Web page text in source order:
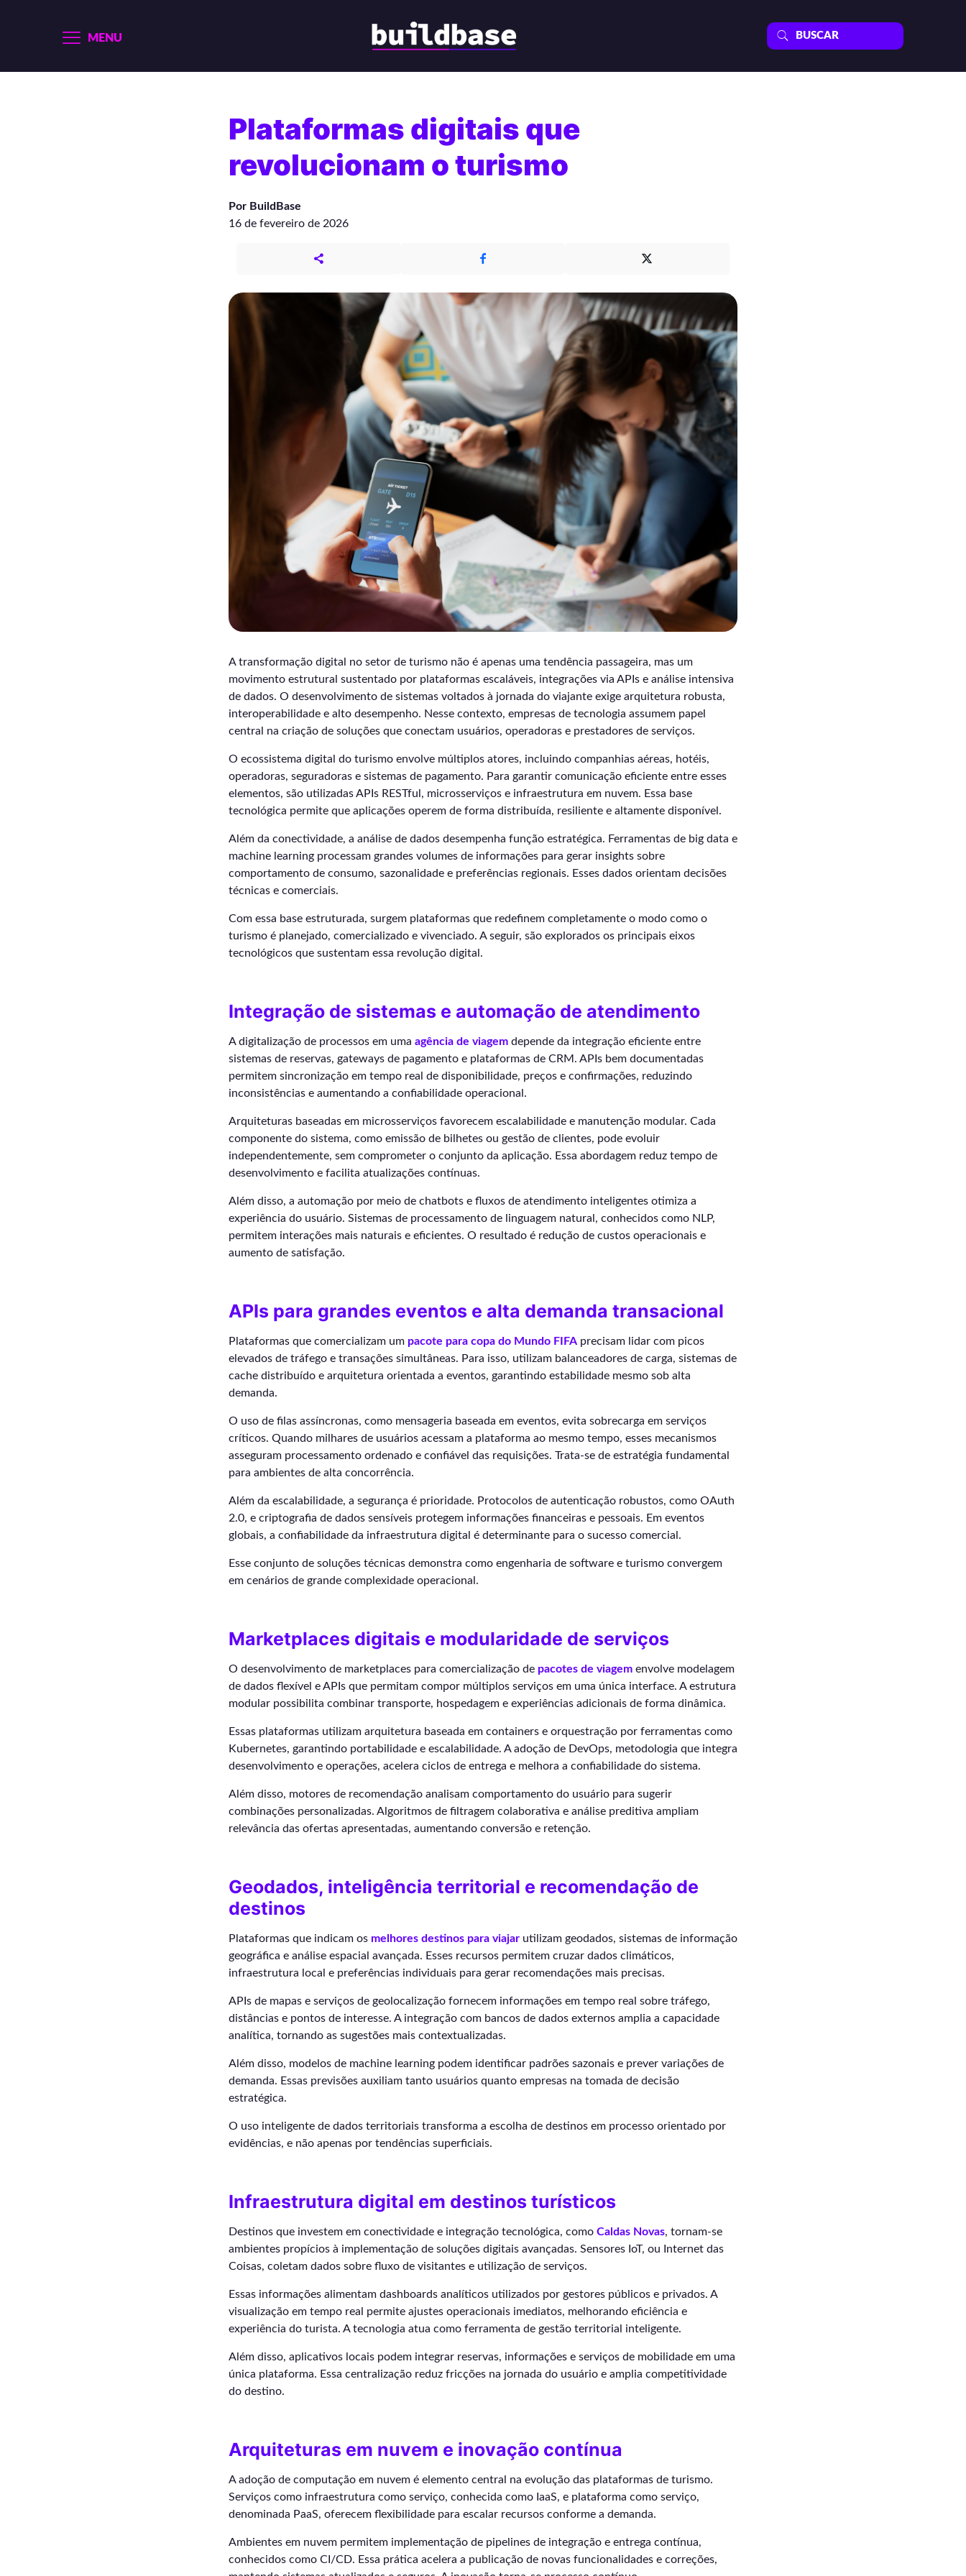
MENU
Plataformas digitais que
revolucionam o turismo
Por BuildBase
16 de fevereiro de 2026
A transformação digital no setor de turismo não é apenas uma tendência passageira, mas um
movimento estrutural sustentado por plataformas escaláveis, integrações via APIs e análise intensiva
de dados. O desenvolvimento de sistemas voltados à jornada do viajante exige arquitetura robusta,
interoperabilidade e alto desempenho. Nesse contexto, empresas de tecnologia assumem papel
central na criação de soluções que conectam usuários, operadoras e prestadores de serviços.
O ecossistema digital do turismo envolve múltiplos atores, incluindo companhias aéreas, hotéis,
operadoras, seguradoras e sistemas de pagamento. Para garantir comunicação eficiente entre esses
elementos, são utilizadas APIs RESTful, microsserviços e infraestrutura em nuvem. Essa base
tecnológica permite que aplicações operem de forma distribuída, resiliente e altamente disponível.
Além da conectividade, a análise de dados desempenha função estratégica. Ferramentas de big data e
machine learning processam grandes volumes de informações para gerar insights sobre
comportamento de consumo, sazonalidade e preferências regionais. Esses dados orientam decisões
técnicas e comerciais.
Com essa base estruturada, surgem plataformas que redefinem completamente o modo como o
turismo é planejado, comercializado e vivenciado. A seguir, são explorados os principais eixos
tecnológicos que sustentam essa revolução digital.
Integração de sistemas e automação de atendimento
A digitalização de processos em uma agência de viagem depende da integração eficiente entre
sistemas de reservas, gateways de pagamento e plataformas de CRM. APIs bem documentadas
permitem sincronização em tempo real de disponibilidade, preços e confirmações, reduzindo
inconsistências e aumentando a confiabilidade operacional.
Arquiteturas baseadas em microsserviços favorecem escalabilidade e manutenção modular. Cada
componente do sistema, como emissão de bilhetes ou gestão de clientes, pode evoluir
independentemente, sem comprometer o conjunto da aplicação. Essa abordagem reduz tempo de
desenvolvimento e facilita atualizações contínuas.
Além disso, a automação por meio de chatbots e fluxos de atendimento inteligentes otimiza a
experiência do usuário. Sistemas de processamento de linguagem natural, conhecidos como NLP,
permitem interações mais naturais e eficientes. O resultado é redução de custos operacionais e
aumento de satisfação.
APIs para grandes eventos e alta demanda transacional
Plataformas que comercializam um pacote para copa do Mundo FIFA precisam lidar com picos
elevados de tráfego e transações simultâneas. Para isso, utilizam balanceadores de carga, sistemas de
cache distribuído e arquitetura orientada a eventos, garantindo estabilidade mesmo sob alta
demanda.
O uso de filas assíncronas, como mensageria baseada em eventos, evita sobrecarga em serviços
críticos. Quando milhares de usuários acessam a plataforma ao mesmo tempo, esses mecanismos
asseguram processamento ordenado e confiável das requisições. Trata-se de estratégia fundamental
para ambientes de alta concorrência.
Além da escalabilidade, a segurança é prioridade. Protocolos de autenticação robustos, como OAuth
2.0, e criptografia de dados sensíveis protegem informações financeiras e pessoais. Em eventos
globais, a confiabilidade da infraestrutura digital é determinante para o sucesso comercial.
Esse conjunto de soluções técnicas demonstra como engenharia de software e turismo convergem
em cenários de grande complexidade operacional.
Marketplaces digitais e modularidade de serviços
O desenvolvimento de marketplaces para comercialização de pacotes de viagem envolve modelagem
de dados flexível e APIs que permitam compor múltiplos serviços em uma única interface. A estrutura
modular possibilita combinar transporte, hospedagem e experiências adicionais de forma dinâmica.
Essas plataformas utilizam arquitetura baseada em containers e orquestração por ferramentas como
Kubernetes, garantindo portabilidade e escalabilidade. A adoção de DevOps, metodologia que integra
desenvolvimento e operações, acelera ciclos de entrega e melhora a confiabilidade do sistema.
Além disso, motores de recomendação analisam comportamento do usuário para sugerir
combinações personalizadas. Algoritmos de filtragem colaborativa e análise preditiva ampliam
relevância das ofertas apresentadas, aumentando conversão e retenção.
Geodados, inteligência territorial e recomendação de
destinos
Plataformas que indicam os melhores destinos para viajar utilizam geodados, sistemas de informação
geográfica e análise espacial avançada. Esses recursos permitem cruzar dados climáticos,
infraestrutura local e preferências individuais para gerar recomendações mais precisas.
APIs de mapas e serviços de geolocalização fornecem informações em tempo real sobre tráfego,
distâncias e pontos de interesse. A integração com bancos de dados externos amplia a capacidade
analítica, tornando as sugestões mais contextualizadas.
Além disso, modelos de machine learning podem identificar padrões sazonais e prever variações de
demanda. Essas previsões auxiliam tanto usuários quanto empresas na tomada de decisão
estratégica.
O uso inteligente de dados territoriais transforma a escolha de destinos em processo orientado por
evidências, e não apenas por tendências superficiais.
Infraestrutura digital em destinos turísticos
Destinos que investem em conectividade e integração tecnológica, como Caldas Novas, tornam-se
ambientes propícios à implementação de soluções digitais avançadas. Sensores IoT, ou Internet das
Coisas, coletam dados sobre fluxo de visitantes e utilização de serviços.
Essas informações alimentam dashboards analíticos utilizados por gestores públicos e privados. A
visualização em tempo real permite ajustes operacionais imediatos, melhorando eficiência e
experiência do turista. A tecnologia atua como ferramenta de gestão territorial inteligente.
Além disso, aplicativos locais podem integrar reservas, informações e serviços de mobilidade em uma
única plataforma. Essa centralização reduz fricções na jornada do usuário e amplia competitividade
do destino.
Arquiteturas em nuvem e inovação contínua
A adoção de computação em nuvem é elemento central na evolução das plataformas de turismo.
Serviços como infraestrutura como serviço, conhecida como IaaS, e plataforma como serviço,
denominada PaaS, oferecem flexibilidade para escalar recursos conforme a demanda.
Ambientes em nuvem permitem implementação de pipelines de integração e entrega contínua,
conhecidos como CI/CD. Essa prática acelera a publicação de novas funcionalidades e correções,